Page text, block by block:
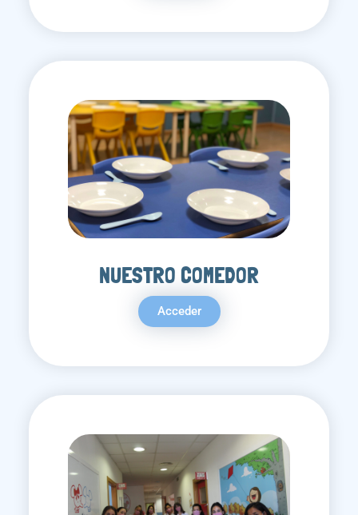
NUESTRO COMEDOR
Acceder